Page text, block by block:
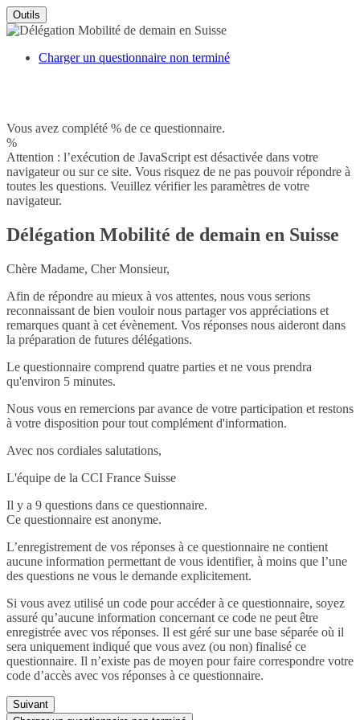
Outils
Charger un questionnaire non terminé
Vous avez complété % de ce questionnaire.
%
Attention : l’exécution de JavaScript est désactivée dans votre
navigateur ou sur ce site. Vous risquez de ne pas pouvoir répondre à
toutes les questions. Veuillez vérifier les paramètres de votre
navigateur.
Délégation Mobilité de demain en Suisse
Chère Madame, Cher Monsieur,
Afin de répondre au mieux à vos attentes, nous vous serions
reconnaissant de bien vouloir nous partager vos appréciations et
remarques quant à cet évènement. Vos réponses nous aideront dans
la préparation de futures délégations.
Le questionnaire comprend quatre parties et ne vous prendra
qu'environ 5 minutes.
Nous vous en remercions par avance de votre participation et restons
à votre disposition pour tout complément d'information.
Avec nos cordiales salutations,
L'équipe de la CCI France Suisse
Il y a 9 questions dans ce questionnaire.
Ce questionnaire est anonyme.
L’enregistrement de vos réponses à ce questionnaire ne contient
aucune information permettant de vous identifier, à moins que l’une
des questions ne vous le demande explicitement.
Si vous avez utilisé un code pour accéder à ce questionnaire, soyez
assuré qu’aucune information concernant ce code ne peut être
enregistrée avec vos réponses. Il est géré sur une base séparée où il
sera uniquement indiqué que vous avez (ou non) finalisé ce
questionnaire. Il n’existe pas de moyen pour faire correspondre votre
code d’accès avec vos réponses à ce questionnaire.
Suivant